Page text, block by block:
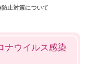
止対策について
ナウイルス感染